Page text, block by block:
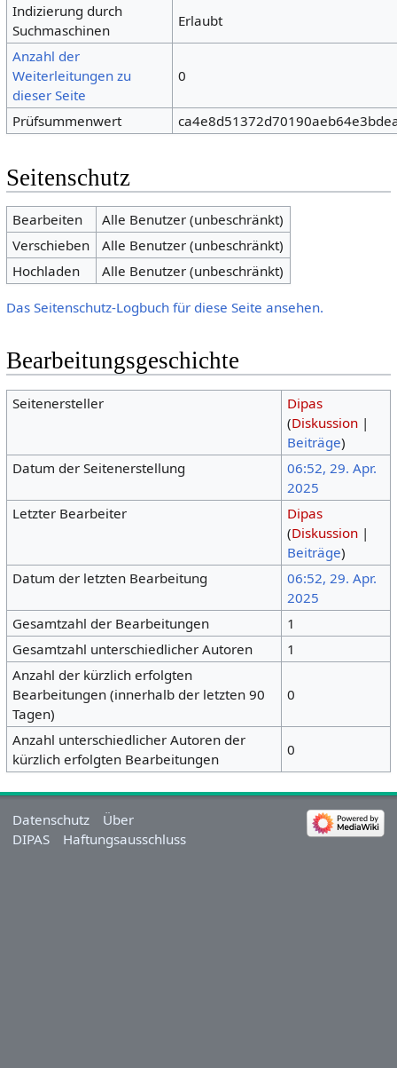
Indizierung durch
Suchmaschinen
Erlaubt
Anzahl der
Weiterleitungen zu
dieser Seite
0
Prüfsummenwert
Seitenschutz
Bearbeiten
Alle Benutzer (unbeschränkt)
Verschieben
Alle Benutzer (unbeschränkt)
Hochladen
Alle Benutzer (unbeschränkt)
Das Seitenschutz-Logbuch für diese Seite ansehen.
Bearbeitungsgeschichte
Seitenersteller
Dipas
(Diskussion|
Beiträge)
Datum der Seitenerstellung
06:52, 29. Apr.
2025
Letzter Bearbeiter
Dipas
(Diskussion|
Beiträge)
Datum der letzten Bearbeitung
06:52, 29. Apr.
2025
Gesamtzahl der Bearbeitungen
1
Gesamtzahl unterschiedlicher Autoren
1
Anzahl der kürzlich erfolgten
Bearbeitungen (innerhalb der letzten 90
Tagen)
0
Anzahl unterschiedlicher Autoren der
kürzlich erfolgten Bearbeitungen
0
Datenschutz
Über
DIPAS
Haftungsausschluss